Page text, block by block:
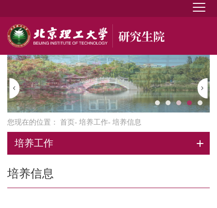
您现在的位置： 首页- 培养工作- 培养信息
培养工作
培养信息